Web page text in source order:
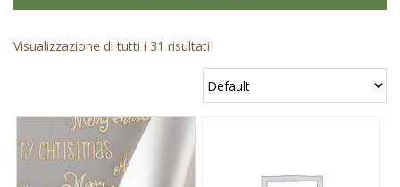
Visualizzazione di tutti i 31 risultati